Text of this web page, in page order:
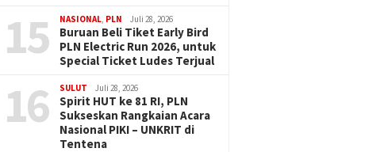
15 NASIONAL, PLN Juli 28, 2026
Buruan Beli Tiket Early Bird
PLN Electric Run 2026, untuk
Special Ticket Ludes Terjual
16 SULUT Juli 28, 2026
Spirit HUT ke 81 RI, PLN
Sukseskan Rangkaian Acara
Nasional PIKI – UNKRIT di
Tentena